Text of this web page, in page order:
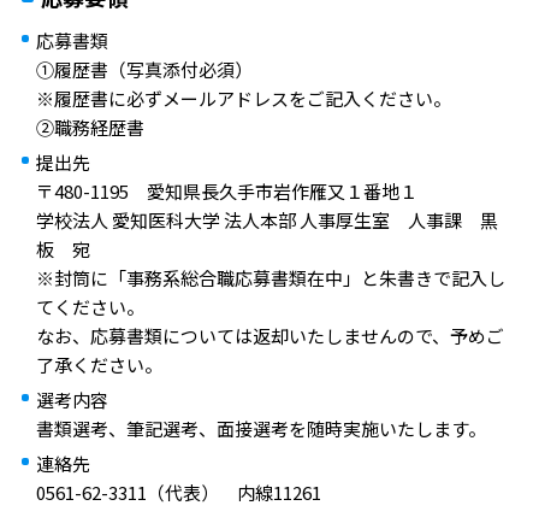
応募書類
①履歴書（写真添付必須）
※履歴書に必ずメールアドレスをご記入ください。
②職務経歴書
提出先
〒480-1195 愛知県長久手市岩作雁又１番地１
学校法人 愛知医科大学 法人本部 人事厚生室 人事課 黒
板 宛
※封筒に「事務系総合職応募書類在中」と朱書きで記入し
てください。
なお、応募書類については返却いたしませんので、予めご
了承ください。
選考内容
書類選考、筆記選考、面接選考を随時実施いたします。
連絡先
0561-62-3311（代表） 内線11261